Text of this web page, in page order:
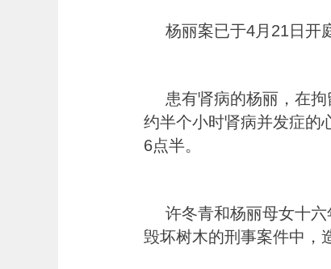
杨丽案已于4月21日开
患有肾病的杨丽，在
约半个小时肾病并发症的
6点半。
许冬青和杨丽母女十
毁坏树木的刑事案件中，